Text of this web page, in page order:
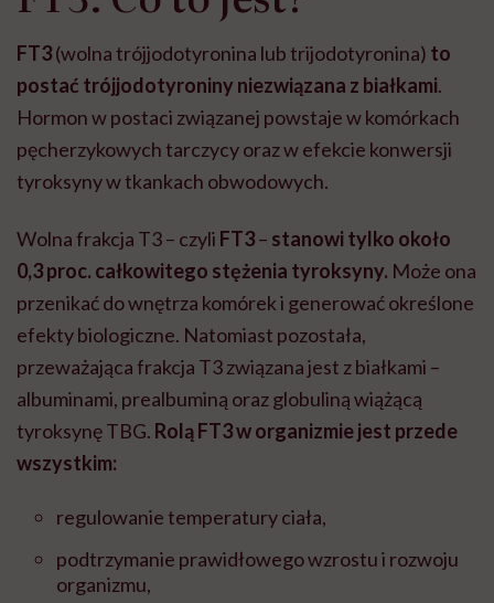
FT3(wolna trójjodotyronina lub trijodotyronina) to
postać trójjodotyroniny niezwiązana z białkami.
Hormon w postaci związanej powstaje w komórkach
pęcherzykowych tarczycy oraz w efekcie konwersji
tyroksyny w tkankach obwodowych.
Wolna frakcja T3 – czyli FT3– stanowi tylko około
0,3 proc. całkowitego stężenia tyroksyny. Może ona
przenikać do wnętrza komórek i generować określone
efekty biologiczne. Natomiast pozostała,
przeważająca frakcja T3 związana jest z białkami –
albuminami, prealbuminą oraz globuliną wiążącą
tyroksynę TBG. Rolą FT3 w organizmie jest przede
wszystkim:
regulowanie temperatury ciała,
podtrzymanie prawidłowego wzrostu i rozwoju
organizmu,